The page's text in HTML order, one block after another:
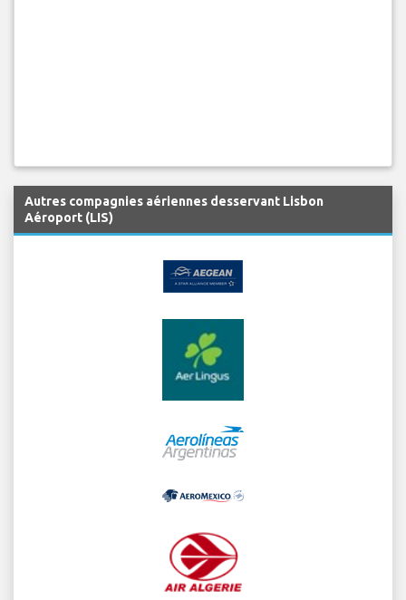
Autres compagnies aériennes desservant Lisbon
Aéroport (LIS)